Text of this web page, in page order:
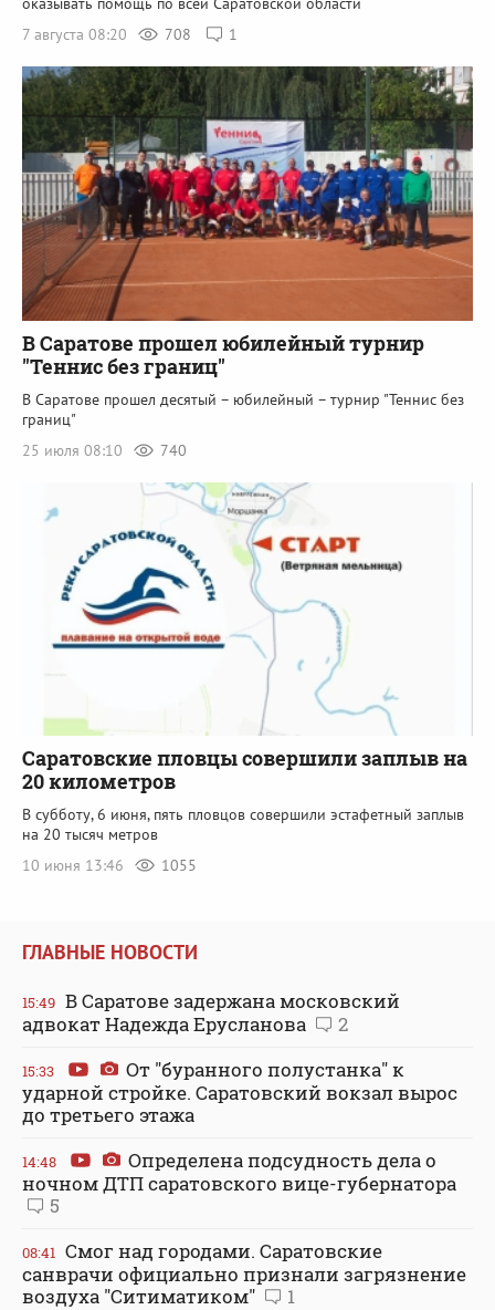
7 августа 08:20
708 1
В Саратове прошел юбилейный турнир
"Теннис без границ"
В Саратове прошел десятый – юбилейный – турнир "Теннис без
границ"
25 июля 08:10
740
Саратовские пловцы совершили заплыв на
20 километров
В субботу, 6 июня, пять пловцов совершили эстафетный заплыв
на 20 тысяч метров
10 июня 13:46
1055
ГЛАВНЫЕ НОВОСТИ
15:49 В Саратове задержана московский
адвокат Надежда Ерусланова
2
15:33
От "буранного полустанка" к
ударной стройке. Саратовский вокзал вырос
до третьего этажа
14:48
Определена подсудность дела о
ночном ДТП саратовского вице-губернатора
5
08:41 Смог над городами. Саратовские
санврачи официально признали загрязнение
воздуха "Ситиматиком"
1